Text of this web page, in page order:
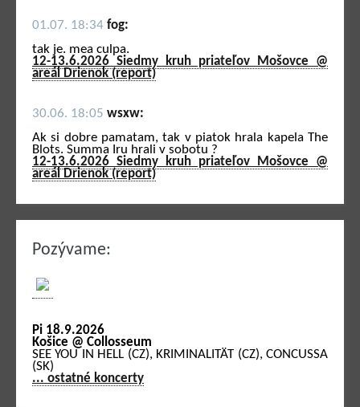
01.07. 18:34 fog:
tak je. mea culpa.
12-13.6.2026 Siedmy kruh priateľov Mošovce @
areál Drienok (report)
30.06. 18:05 wsxw:
Ak si dobre pamatam, tak v piatok hrala kapela The
Blots. Summa Iru hrali v sobotu ?
12-13.6.2026 Siedmy kruh priateľov Mošovce @
areál Drienok (report)
Pozývame:
Pi 18.9.2026
Košice @ Collosseum
SEE YOU IN HELL (CZ), KRIMINALITÄT (CZ), CONCUSSA
(SK)
... ostatné koncerty